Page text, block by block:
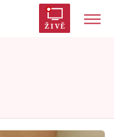
ŽIVĚ